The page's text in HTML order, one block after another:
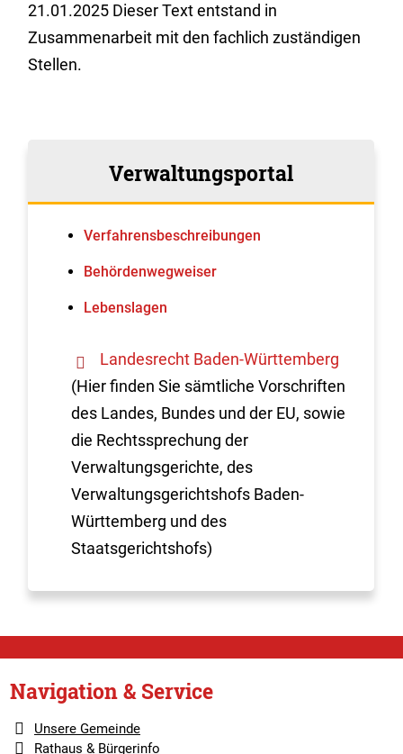
21.01.2025 Dieser Text entstand in
Zusammenarbeit mit den fachlich zuständigen
Stellen.
Verwaltungsportal
Verfahrens­beschreibungen
Behördenwegweiser
Lebenslagen
Landesrecht Baden-Württemberg
(Hier finden Sie sämtliche Vorschriften
des Landes, Bundes und der EU, sowie
die Rechtssprechung der
Verwaltungsgerichte, des
Verwaltungsgerichtshofs Baden-
Württemberg und des
Staatsgerichtshofs)
Navigation & Service
Unsere Gemeinde
Rathaus & Bürgerinfo